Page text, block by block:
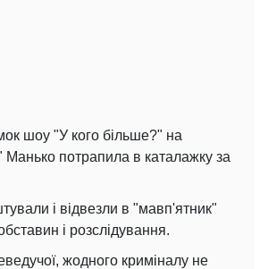
шоу "У кого більше?" на
Манько потрапила в каталажку за
і відвезли в "мавп'ятник"
і розслідування.
жодного криміналу не